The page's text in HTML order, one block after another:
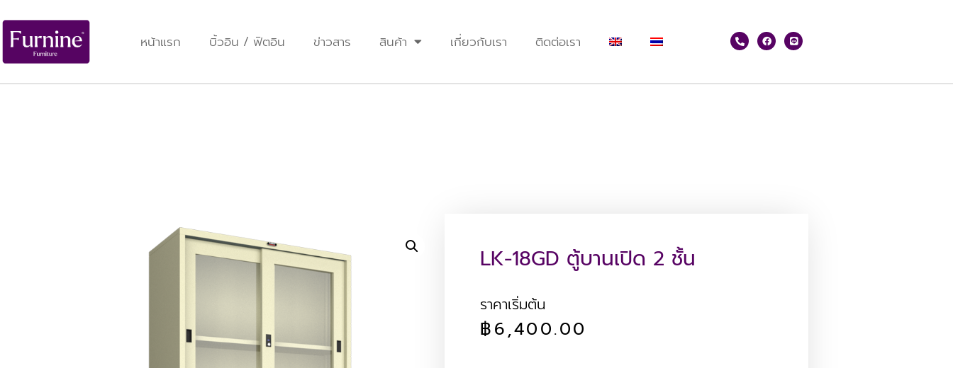
หน้าแรก บิ้วอิน / ฟิตอิน ข่าวสาร สินค้า เกี่ยวกับเรา ติดต่อเรา
LK-18GD ตู้บานเปิด 2 ชั้น
ราคาเริ่มต้น
฿6,400.00